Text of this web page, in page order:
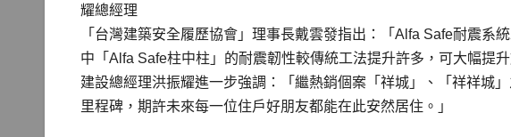
耀總經理
「台灣建築安全履歷協會」理事長戴雲發指出：「Alfa Safe耐震系
中「Alfa Safe柱中柱」的耐震韌性較傳統工法提升許多，可大幅提
建設總經理洪振耀進一步強調：「繼熱銷個案「祥城」、「祥祥城
里程碑，期許未來每一位住戶好朋友都能在此安然居住。」